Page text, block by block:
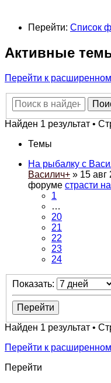
Перейти: Список
Активные
Перейти к
Найден 1 результат •
Темы
На рыбалку с
Василич+ » 15 авг
форуме страсти
1
…
20
21
22
23
24
Показать:
Найден 1 результат •
Перейти к
Перейти